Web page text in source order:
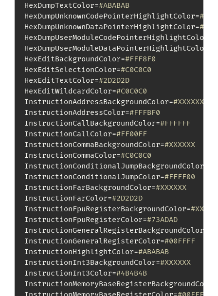
HexDumpTextColor=#ABABAB
HexDumpUnknownCodePointerHighlightColor=
HexDumpUnknownDataPointerHighlightColor=
HexDumpUserModuleCodePointerHighlightColor=
HexDumpUserModuleDataPointerHighlightColor=
HexEditBackgroundColor=#FFF8F0
HexEditSelectionColor=#C0C0C0
HexEditTextColor=#2D2D2D
HexEditWildcardColor=#C0C0C0
InstructionAddressBackgroundColor=#XXXXXX
InstructionAddressColor=#FFFBF0
InstructionCallBackgroundColor=#FFFFFF
InstructionCallColor=#FF00FF
InstructionCommaBackgroundColor=#XXXXXX
InstructionCommaColor=#C0C0C0
InstructionConditionalJumpBackgroundColor=
InstructionConditionalJumpColor=#FFFF00
InstructionFarBackgroundColor=#XXXXXX
InstructionFarColor=#2D2D2D
InstructionFpuRegisterBackgroundColor=
InstructionFpuRegisterColor=#73ADAD
InstructionGeneralRegisterBackgroundColor=
InstructionGeneralRegisterColor=#00FFFF
InstructionHighlightColor=#ABABAB
InstructionInt3BackgroundColor=#XXXXXX
InstructionInt3Color=#4B4B4B